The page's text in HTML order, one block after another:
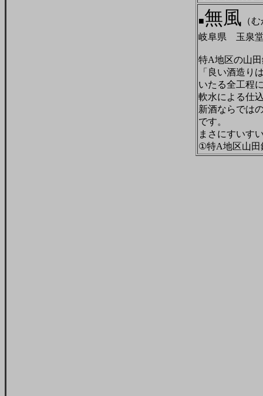
■無風 （
岐阜県 玉泉
特A地区の山
「良い酒造り
いたる全工程
軟水による仕
新酒ならでは
です。
まさにすいす
①特A地区山